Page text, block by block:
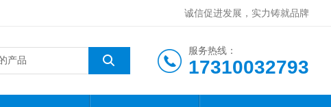
诚信促进发展，实力铸就品牌
服务热线：
17310032793